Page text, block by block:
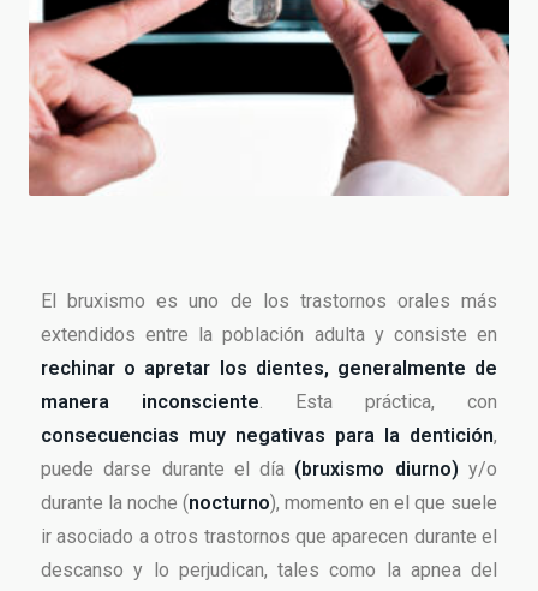
El bruxismo es uno de los trastornos orales más
extendidos entre la población adulta y consiste en
rechinar o apretar los dientes, generalmente de
manera inconsciente. Esta práctica, con
consecuencias muy negativas para la dentición,
puede darse durante el día (bruxismo diurno) y/o
durante la noche (nocturno), momento en el que suele
ir asociado a otros trastornos que aparecen durante el
descanso y lo perjudican, tales como la apnea del